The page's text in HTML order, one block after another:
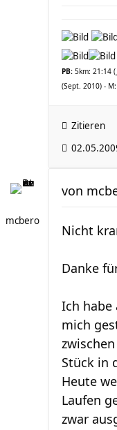
PB: 5km: 21:14
(Sept. 2010) -
Zitieren
mcbero
von
Nicht
Danke
Ich habe
mich
Stück in
Heute
Laufen
zwar